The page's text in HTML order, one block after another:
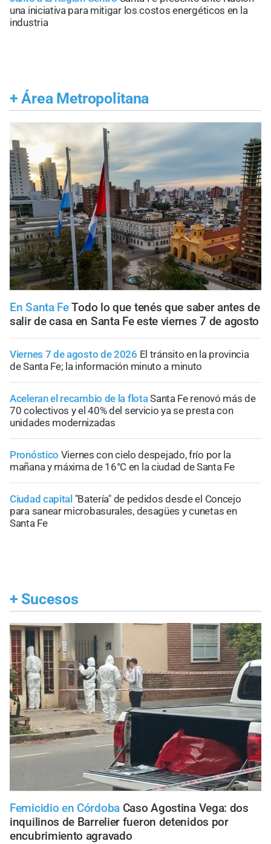
una iniciativa para mitigar los costos energéticos en la
industria
+ Área Metropolitana
En Santa FeTodo lo que tenés que saber antes de
salir de casa en Santa Fe este viernes 7 de agosto
Viernes 7 de agosto de 2026 El tránsito en la provincia
de Santa Fe; la información minuto a minuto
Aceleran el recambio de la flotaSanta Fe renovó más de
70 colectivos y el 40% del servicio ya se presta con
unidades modernizadas
Pronóstico Viernes con cielo despejado, frío por la
mañana y máxima de 16°C en la ciudad de Santa Fe
Ciudad capital "Batería" de pedidos desde el Concejo
para sanear microbasurales, desagües y cunetas en
Santa Fe
+ Sucesos
Femicidio en Córdoba Caso Agostina Vega: dos
inquilinos de Barrelier fueron detenidos por
encubrimiento agravado